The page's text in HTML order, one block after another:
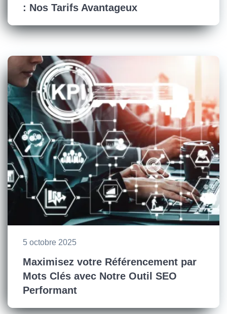
: Nos Tarifs Avantageux
5 octobre 2025
Maximisez votre Référencement par
Mots Clés avec Notre Outil SEO
Performant